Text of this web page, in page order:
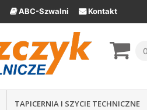
ABC-Szwalni Kontakt
0
TAPICERNIA I SZYCIE TECHNICZNE